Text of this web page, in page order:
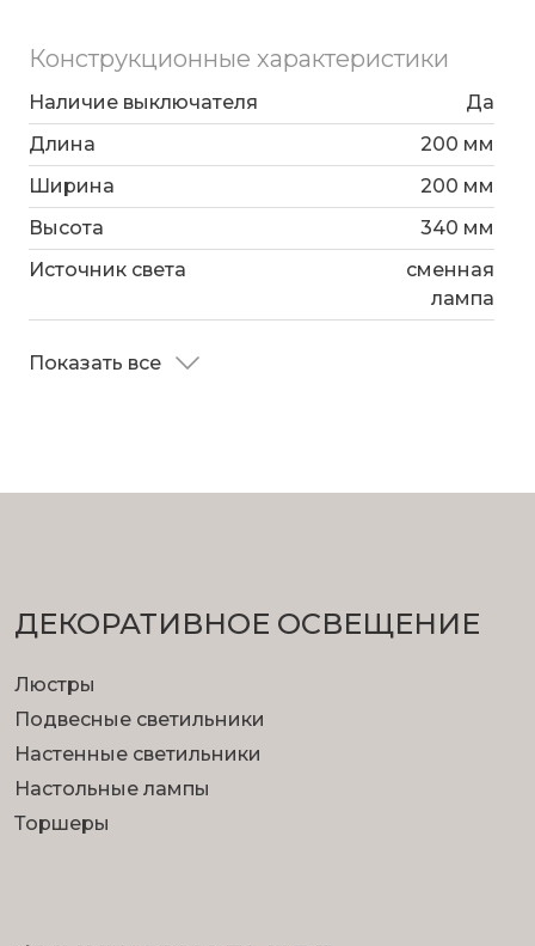
мощностью 60 Вт.
чтения книг в вечернее время. Прочный
металлический корпус светильника устойчив
к механическим воздействиям, а защитное
покрытие обеспечивает надежную
электроизоляцию и презентабельный
внешний вид.
Конструкционные характеристики
Наличие выключателя
Да
Длина
200 мм
Ширина
200 мм
Высота
340 мм
Источник света
сменная
лампа
Показать все
ДЕКОРАТИВНОЕ ОСВЕЩЕНИЕ
Люстры
Подвесные светильники
Настенные светильники
Настольные лампы
Торшеры